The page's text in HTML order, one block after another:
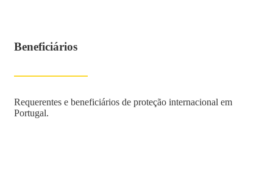
Beneficiários
Requerentes e beneficiários de proteção internacional em
Portugal.